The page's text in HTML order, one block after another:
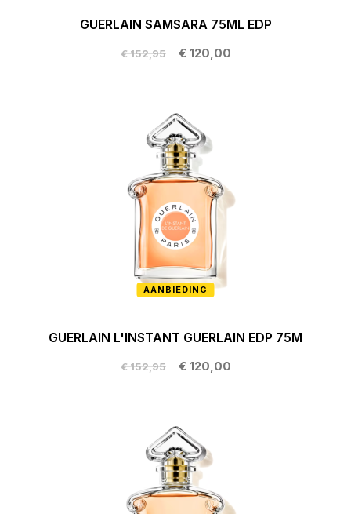
GUERLAIN SAMSARA 75ML EDP
€ 120,00
€ 152,95
AANBIEDING
GUERLAIN L'INSTANT GUERLAIN EDP 75M
€ 120,00
€ 152,95